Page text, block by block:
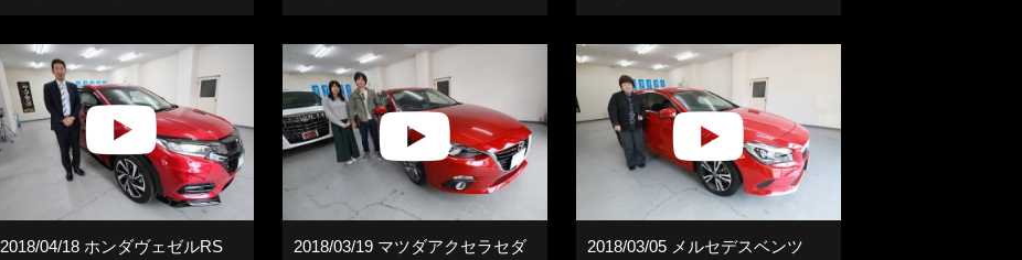
2018/04/18 ホンダヴェゼルRS
2018/03/19 マツダアクセラセダ
2018/03/05 メルセデスベンツ